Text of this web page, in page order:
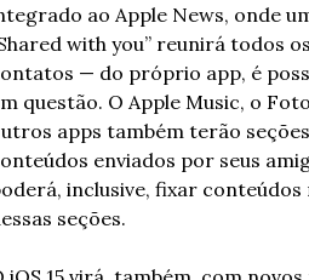
ao Apple News, onde
with you” reunirá todos
— do próprio app, é
questão. O Apple Music, o
apps também terão
enviados por seus
inclusive, fixar conteúdos
seções.